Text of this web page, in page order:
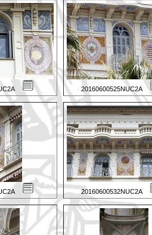
20160600525NUC2A
20160600532NUC2A